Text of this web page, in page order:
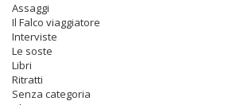
Assaggi
Il Falco viaggiatore
Interviste
Le soste
Libri
Ritratti
Senza categoria